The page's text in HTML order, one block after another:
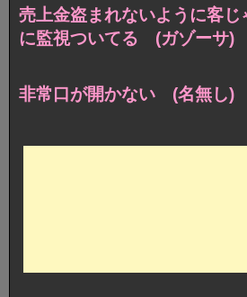
売上金盗まれないように客じ
に監視ついてる (ガゾーサ)
非常口が開かない (名無し)